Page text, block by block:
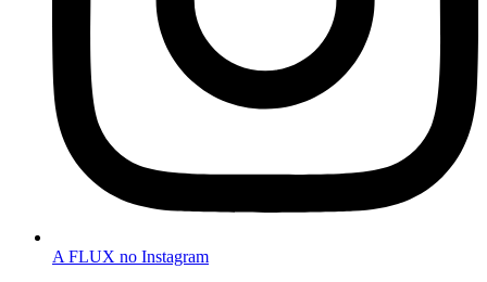
A FLUX no Instagram